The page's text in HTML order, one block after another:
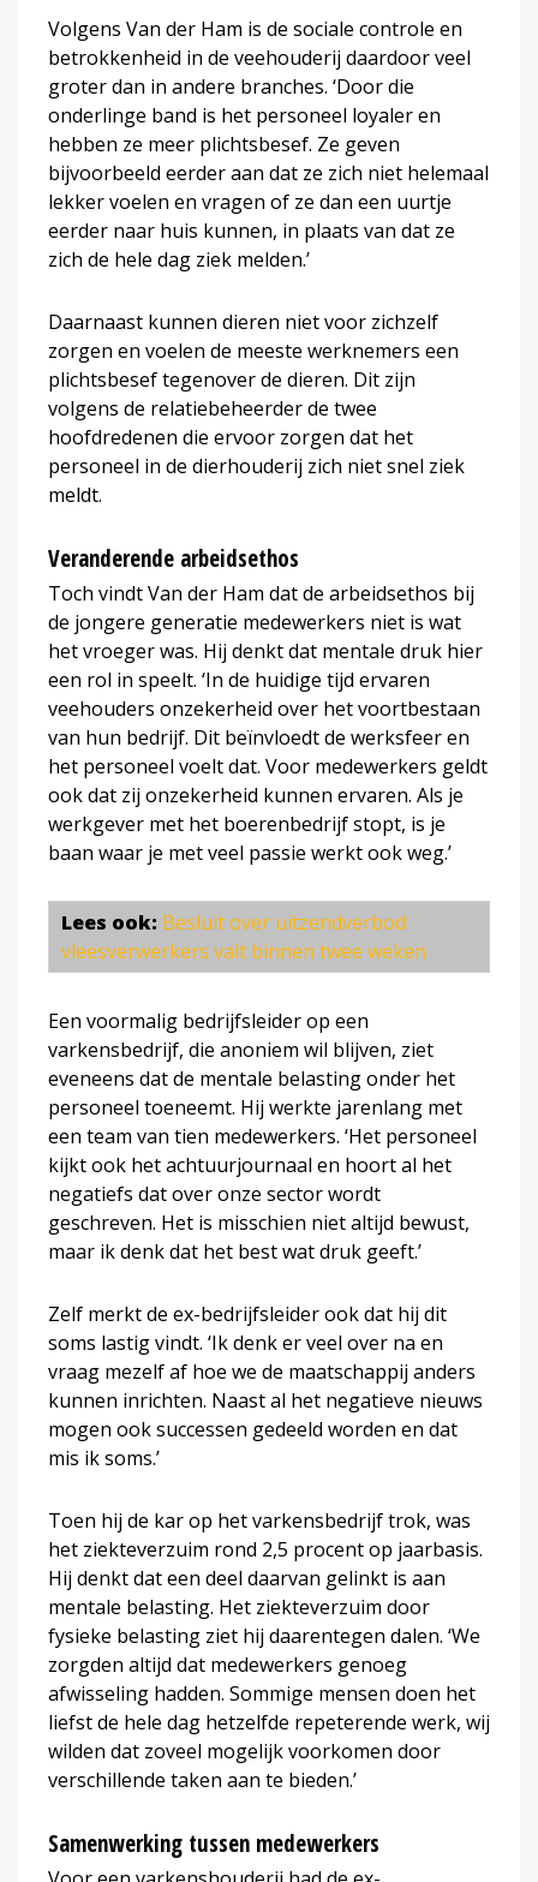
Volgens Van der Ham is de sociale controle en
betrokkenheid in de veehouderij daardoor veel
groter dan in andere branches. ‘Door die
onderlinge band is het personeel loyaler en
hebben ze meer plichtsbesef. Ze geven
bijvoorbeeld eerder aan dat ze zich niet helemaal
lekker voelen en vragen of ze dan een uurtje
eerder naar huis kunnen, in plaats van dat ze
zich de hele dag ziek melden.’
Daarnaast kunnen dieren niet voor zichzelf
zorgen en voelen de meeste werknemers een
plichtsbesef tegenover de dieren. Dit zijn
volgens de relatiebeheerder de twee
hoofdredenen die ervoor zorgen dat het
personeel in de dierhouderij zich niet snel ziek
meldt.
Veranderende arbeidsethos
Toch vindt Van der Ham dat de arbeidsethos bij
de jongere generatie medewerkers niet is wat
het vroeger was. Hij denkt dat mentale druk hier
een rol in speelt. ‘In de huidige tijd ervaren
veehouders onzekerheid over het voortbestaan
van hun bedrijf. Dit beïnvloedt de werksfeer en
het personeel voelt dat. Voor medewerkers geldt
ook dat zij onzekerheid kunnen ervaren. Als je
werkgever met het boerenbedrijf stopt, is je
baan waar je met veel passie werkt ook weg.’
Lees ook: Besluit over uitzendverbod
vleesverwerkers valt binnen twee weken
Een voormalig bedrijfsleider op een
varkensbedrijf, die anoniem wil blijven, ziet
eveneens dat de mentale belasting onder het
personeel toeneemt. Hij werkte jarenlang met
een team van tien medewerkers. ‘Het personeel
kijkt ook het achtuurjournaal en hoort al het
negatiefs dat over onze sector wordt
geschreven. Het is misschien niet altijd bewust,
maar ik denk dat het best wat druk geeft.’
Zelf merkt de ex-bedrijfsleider ook dat hij dit
soms lastig vindt. ‘Ik denk er veel over na en
vraag mezelf af hoe we de maatschappij anders
kunnen inrichten. Naast al het negatieve nieuws
mogen ook successen gedeeld worden en dat
mis ik soms.’
Toen hij de kar op het varkensbedrijf trok, was
het ziekteverzuim rond 2,5 procent op jaarbasis.
Hij denkt dat een deel daarvan gelinkt is aan
mentale belasting. Het ziekteverzuim door
fysieke belasting ziet hij daarentegen dalen. ‘We
zorgden altijd dat medewerkers genoeg
afwisseling hadden. Sommige mensen doen het
liefst de hele dag hetzelfde repeterende werk, wij
wilden dat zoveel mogelijk voorkomen door
verschillende taken aan te bieden.’
Samenwerking tussen medewerkers